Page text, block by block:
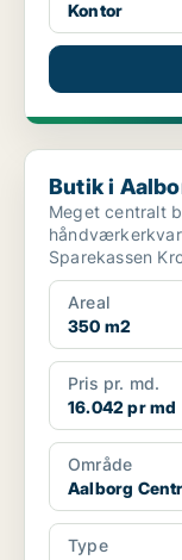
Kontor
Butik i Aalborg
Butik i
Meget centralt
Sparekassen
og
Areal
350 m2
Pris pr. md.
16.042 pr md
Område
Aalborg
Type